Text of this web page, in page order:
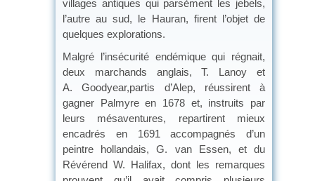
villages antiques qui parsèment les jebels,
l’autre au sud, le Hauran, firent l’objet de
quelques explorations.
Malgré l’insécurité endémique qui régnait,
deux marchands anglais, T. Lanoy et
A. Goodyear,partis d’Alep, réussirent à
gagner Palmyre en 1678 et, instruits par
leurs mésaventures, repartirent mieux
encadrés en 1691 accompagnés d’un
peintre hollandais, G. van Essen, et du
Révérend W. Halifax, dont les remarques